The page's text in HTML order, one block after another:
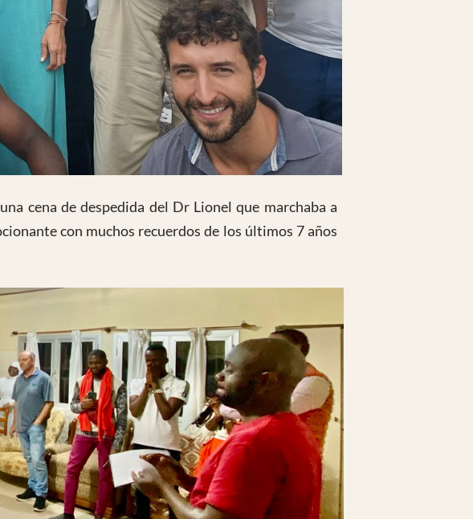
cena de despedida del Dr Lionel que marchaba a
con muchos recuerdos de los últimos 7 años